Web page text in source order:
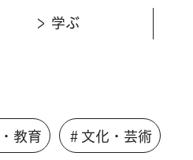
学ぶ
教育 ＃文化・芸術